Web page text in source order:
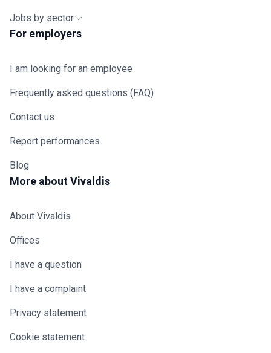
Jobs by sector
For employers
I am looking for an employee
Frequently asked questions (FAQ)
Contact us
Report performances
Blog
More about Vivaldis
About Vivaldis
Offices
I have a question
I have a complaint
Privacy statement
Cookie statement